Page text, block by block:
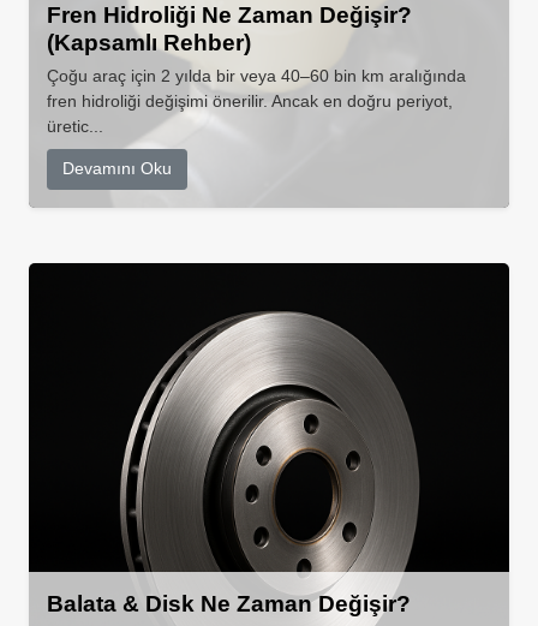
Fren Hidroliği Ne Zaman Değişir?
(Kapsamlı Rehber)
Çoğu araç için 2 yılda bir veya 40–60 bin km aralığında
fren hidroliği değişimi önerilir. Ancak en doğru periyot,
üretic...
Devamını Oku
Balata & Disk Ne Zaman Değişir?